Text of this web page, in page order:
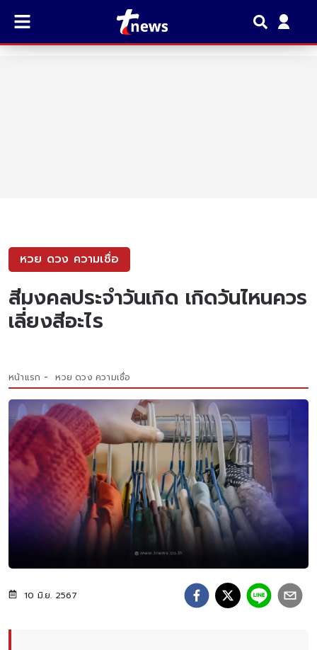
หวย ดวง ความเชื่อ
สีมงคลประจำวันเกิด เกิดวันไหนควร
เลี่ยงสีอะไร
หน้าแรก หวย ดวง ความเชื่อ
10 มิ.ย. 2567